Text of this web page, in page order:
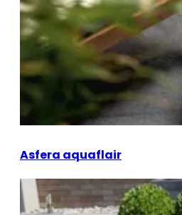
Asfera aquaflair